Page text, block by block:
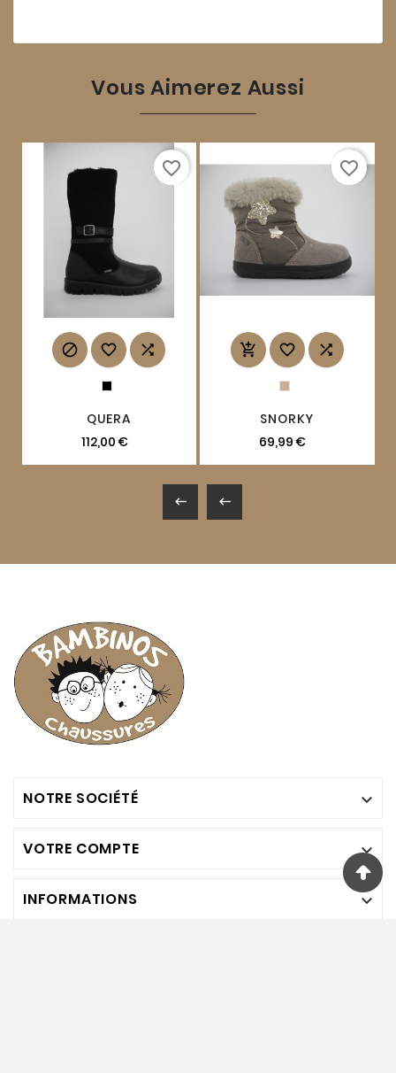
Vous Aimerez Aussi
  
QUERA
112,00 €
favorite_border
  
SNORKY
69,99 €
favorite_border
 
NOTRE SOCIÉTÉ 
VOTRE COMPTE 
INFORMATIONS 